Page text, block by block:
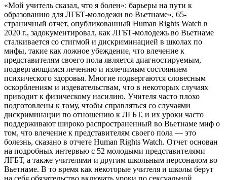
«Мой учитель сказал, что я болен»: барьеры на пути к
образованию для ЛГБТ-молодежи во Вьетнаме», 65-
страничный отчет, опубликованный Human Rights Watch в
2020 г., задокументировал, как ЛГБТ-молодежь во Вьетнаме
сталкивается со стигмой и дискриминацией в школах по
мифы, такие как ложное убеждение, что влечение к
представителям своего пола является диагностируемым,
подвергающимся лечению и излечимым состоянием
психического здоровья. Многие подвергаются словесным
оскорблениям и издевательствам, что в некоторых случаях
приводит к физическому насилию. Учителя часто плохо
подготовлены к тому, чтобы справляться со случаями
дискриминации по отношению к ЛГБТ, и их уроки часто
поддерживают широко распространенный во Вьетнаме миф о
том, что влечение к представителям своего пола — это
болезнь, сказано в отчете Human Rights Watch. Отчет основан
на подробных интервью с 52 молодыми представителями
ЛГБТ, а также учителями и другим школьным персоналом во
Вьетнаме. В то время как некоторые учителя и школы берут
на себя обязательство включать уроки по сексуальной